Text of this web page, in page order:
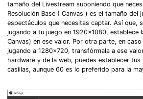
tamaño del Livestream suponiendo que
Resolución Base ( Canvas ) es el tamaño del
espectáculos que necesitas captar. Así que,
jugando a tu juego en 1920×1080, establece
Canvas) en ese valor.󠀲󠀧󠀨󠀦󠀤󠀧󠀠󠀥󠀳󠀰 Por otra parte, en
jugando a 1280×720, transfórmala a ese
hardware y de la web, puedes establecer tus
casillas, aunque 60 es lo preferido para la